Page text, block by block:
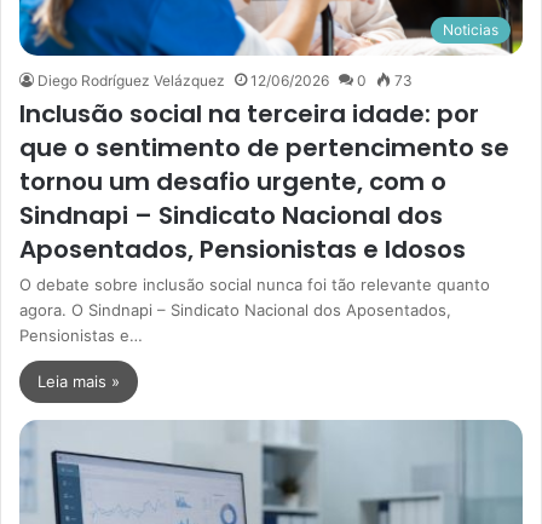
Noticias
Diego Rodríguez Velázquez 12/06/2026 0 73
Inclusão social na terceira idade: por
que o sentimento de pertencimento se
tornou um desafio urgente, com o
Sindnapi – Sindicato Nacional dos
Aposentados, Pensionistas e Idosos
O debate sobre inclusão social nunca foi tão relevante quanto
agora. O Sindnapi – Sindicato Nacional dos Aposentados,
Pensionistas e…
Leia mais »